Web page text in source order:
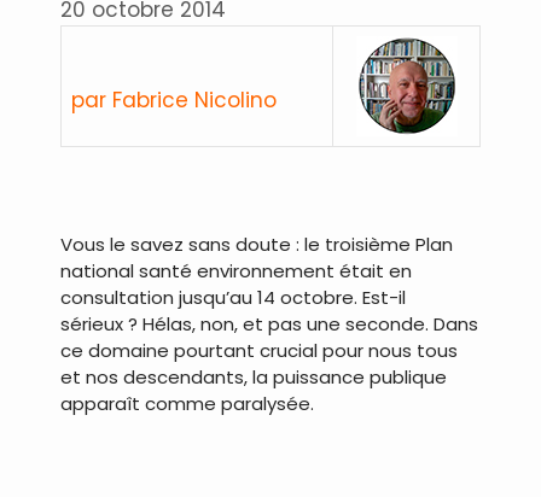
20 octobre 2014
par Fabrice Nicolino
Vous le savez sans doute : le troisième Plan
national santé environnement était en
consultation jusqu’au 14 octobre. Est-il
sérieux ? Hélas, non, et pas une seconde. Dans
ce domaine pourtant crucial pour nous tous
et nos descendants, la puissance publique
apparaît comme paralysée.